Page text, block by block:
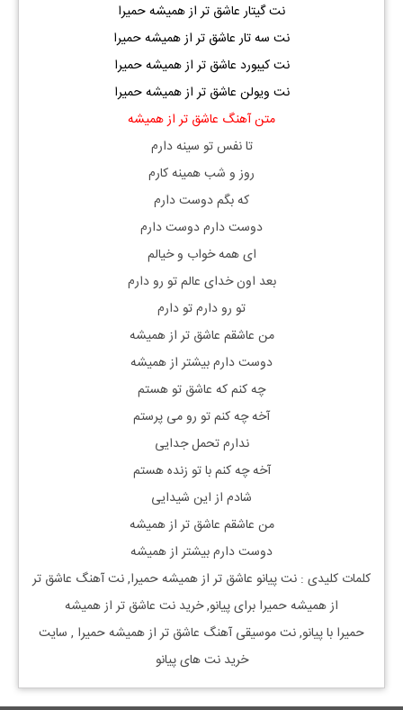
نت گیتار عاشق تر از همیشه حمیرا
نت سه تار عاشق تر از همیشه حمیرا
نت کیبورد عاشق تر از همیشه حمیرا
نت ویولن عاشق تر از همیشه حمیرا
متن آهنگ عاشق تر از همیشه
تا نفس تو سینه دارم
روز و شب همینه کارم
که بگم دوست دارم
دوست دارم دوست دارم
ای همه خواب و خیالم
بعد اون خدای عالم تو رو دارم
تو رو دارم تو دارم
من عاشقم عاشق تر از همیشه
دوست دارم بیشتر از همیشه
چه کنم که عاشق تو هستم
آخه چه کنم تو رو می پرستم
ندارم تحمل جدایی
آخه چه کنم با تو زنده هستم
شادم از این شیدایی
من عاشقم عاشق تر از همیشه
دوست دارم بیشتر از همیشه
کلمات کلیدی : نتپیانو عاشق تر از همیشه حمیرا, نت آهنگ عاشق تر
از همیشه حمیرا برایپیانو, خرید نت عاشق تر از همیشه
حمیرا باپیانو, نت موسیقی آهنگ عاشق تر از همیشه حمیرا , سایت
خرید نت های پیانو